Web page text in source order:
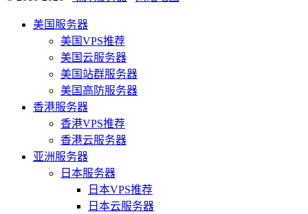
美国服务器
美国VPS推荐
美国云服务器
美国站群服务器
美国高防服务器
香港服务器
香港VPS推荐
香港云服务器
亚洲服务器
日本服务器
日本VPS推荐
日本云服务器